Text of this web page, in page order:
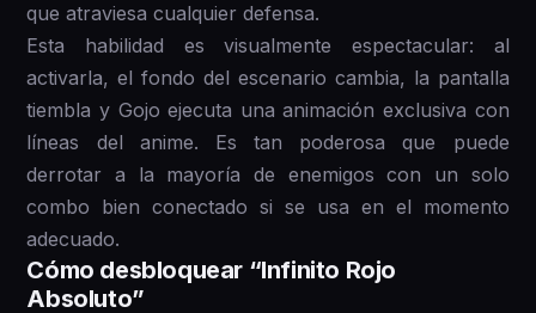
que atraviesa cualquier defensa.
Esta habilidad es visualmente espectacular: al
activarla, el fondo del escenario cambia, la pantalla
tiembla y Gojo ejecuta una animación exclusiva con
líneas del anime. Es tan poderosa que puede
derrotar a la mayoría de enemigos con un solo
combo bien conectado si se usa en el momento
adecuado.
Cómo desbloquear “Infinito Rojo
Absoluto”